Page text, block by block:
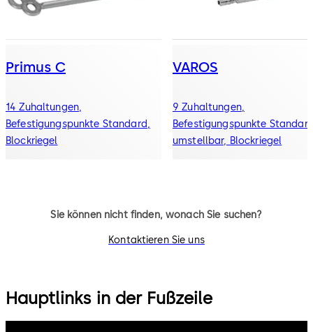
Primus C
14 Zuhaltungen,
Befestigungspunkte Standard,
Blockriegel
VAROS
9 Zuhaltungen,
Befestigungspunkte
umstellbar, Blockriegel
Sie können nicht finden, wonach Sie suchen?
Kontaktieren Sie uns
Hauptlinks in der Fußzeile